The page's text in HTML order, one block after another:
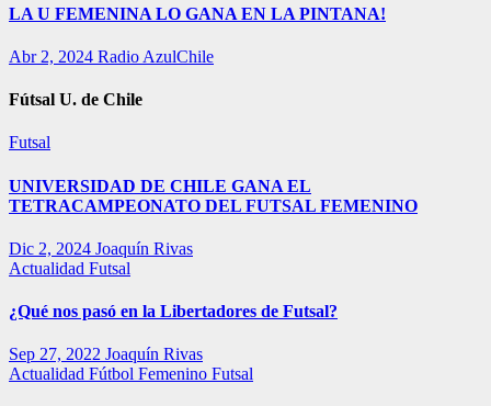
LA U FEMENINA LO GANA EN LA PINTANA!
Abr 2, 2024 Radio AzulChile
Fútsal U. de Chile
Futsal
UNIVERSIDAD DE CHILE GANA EL
TETRACAMPEONATO DEL FUTSAL FEMENINO
Dic 2, 2024 Joaquín Rivas
Actualidad Futsal
¿Qué nos pasó en la Libertadores de Futsal?
Sep 27, 2022 Joaquín Rivas
Actualidad Fútbol Femenino Futsal